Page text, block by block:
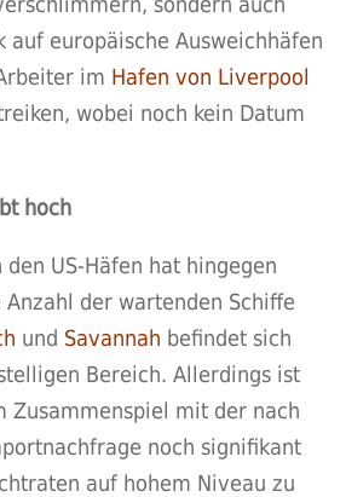
auf europäische Ausweichhäfen
im Hafen von Liverpool
wobei noch kein Datum
hoch
US-Häfen hat hingegen
der wartenden Schiffe
und Savannah befindet sich
Bereich. Allerdings ist
Zusammenspiel mit der nach
noch signifikant
auf hohem Niveau zu